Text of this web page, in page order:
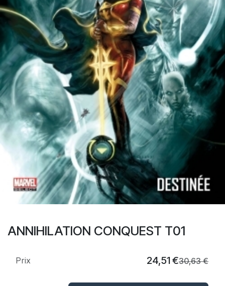
ANNIHILATION CONQUEST T01
Prix 24,51€30,63€